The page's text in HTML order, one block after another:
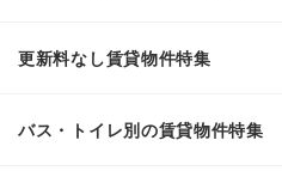
更新料なし賃貸物件特集
バス・トイレ別の賃貸物件特集